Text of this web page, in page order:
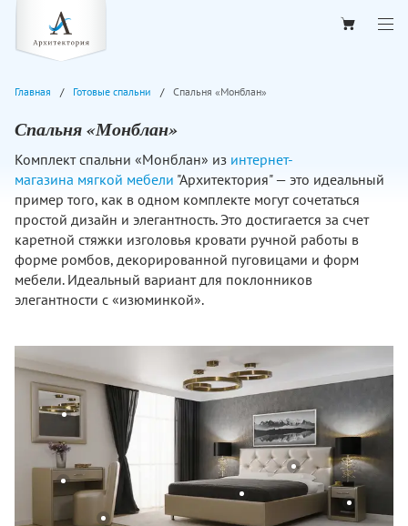
Главная Готовые спальни Спальня «Монблан»
Спальня «Монблан»
Комплект спальни «Монблан» из интернет-
магазина мягкой мебели "Архитектория" — это идеальный
пример того, как в одном комплекте могут сочетаться
простой дизайн и элегантность. Это достигается за счет
каретной стяжки изголовья кровати ручной работы в
форме ромбов, декорированной пуговицами и форм
мебели. Идеальный вариант для поклонников
элегантности с «изюминкой».